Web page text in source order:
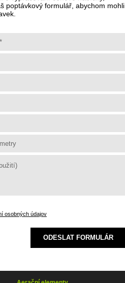
poptávkový formulář, abychom mohli
osobných údajov
ODESLAT FORMULÁR